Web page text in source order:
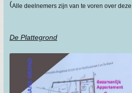
(Alle deelnemers zijn van te voren over
De Plattegrond